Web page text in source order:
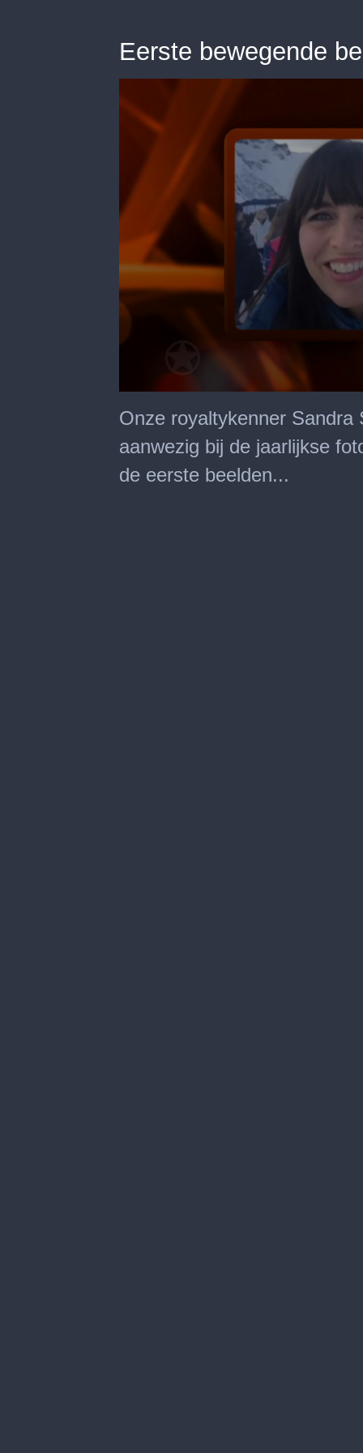
Eerste bewegende
seconds
of
minute,
seconds
Onze royaltykenner
aanwezig bij de jaarlijkse
de eerste beelden...